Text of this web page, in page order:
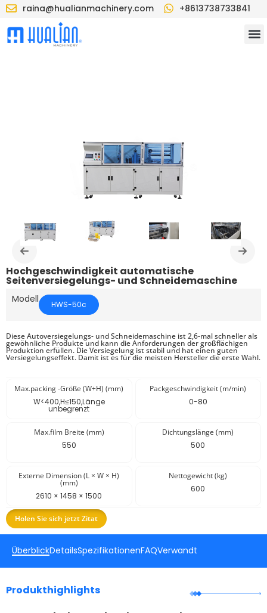
raina@hualianmachinery.com +8613738733841
Hochgeschwindigkeit automatische
Seitenversiegelungs- und Schneidemaschine
Modell HWS-50c
Diese Autoversiegelungs- und Schneidemaschine ist 2,6-mal schneller als
gewöhnliche Produkte und kann die Anforderungen der großflächigen
Produktion erfüllen. Die Versiegelung ist stabil und hat einen guten
Versiegelungseffekt. Damit ist es für die meisten Hersteller die erste Wahl.
Max.packing -Größe (W+H) (mm)
W<400,H≤150,Länge
unbegrenzt
Packgeschwindigkeit (m/min)
0-80
Max.film Breite (mm)
550
Dichtungslänge (mm)
500
Externe Dimension (L × W × H)
(mm)
2610 × 1458 × 1500
Nettogewicht (kg)
600
Holen Sie sich jetzt Zitat
ÜberblickDetailsSpezifikationenFAQVerwandt
Produkthighlights